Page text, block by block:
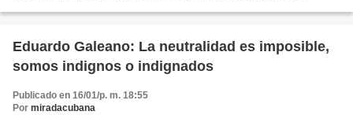
Eduardo Galeano: La neutralidad es imposible,
somos indignos o indignados
Publicado en 16/01/p. m. 18:55
Por miradacubana